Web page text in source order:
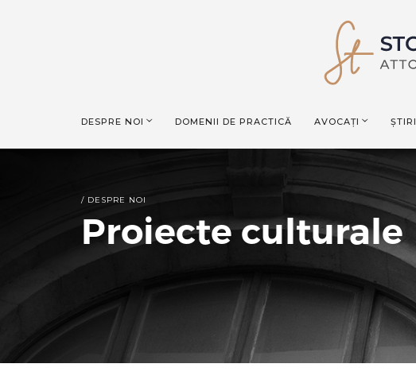
DESPRE NOI DOMENII DE PRACTICĂ AVOCAȚI ȘTIRI
/ DESPRE NOI
Proiecte culturale